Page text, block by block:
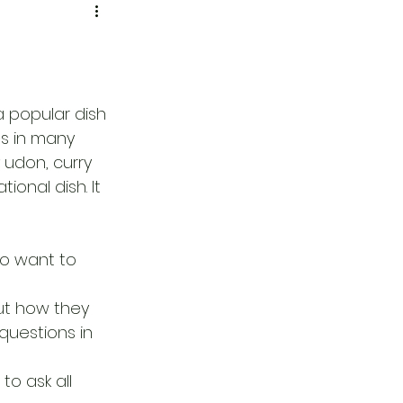
popular dish
in many
curry
dish. It
want to
how they
in
ask all